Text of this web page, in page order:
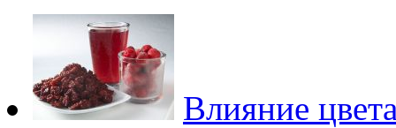
Влияние